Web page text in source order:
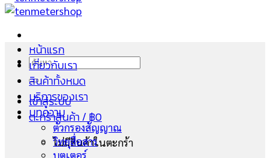
ค้นหา:
เข้าสู่ระบบ
ตะกร้าสินค้า /฿0
ไม่มีสินค้าในตะกร้า
หน้าแรก
เกี่ยวกับเรา
สินค้าทั้งหมด
บริการของเรา
บทความ
ตัวกรองสัญญาณ
วิทยุสื่อสาร
บูตเตอร์